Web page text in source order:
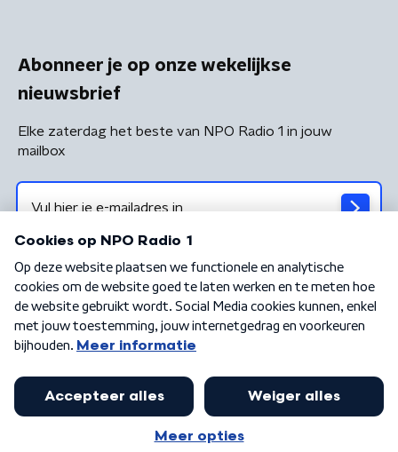
Abonneer je op onze wekelijkse
nieuwsbrief
Elke zaterdag het beste van NPO Radio 1 in jouw
mailbox
Algemene voorwaarden